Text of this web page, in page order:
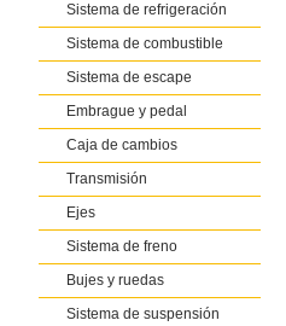
Sistema de refrigeración
Sistema de combustible
Sistema de escape
Embrague y pedal
Caja de cambios
Transmisión
Ejes
Sistema de freno
Bujes y ruedas
Sistema de suspensión